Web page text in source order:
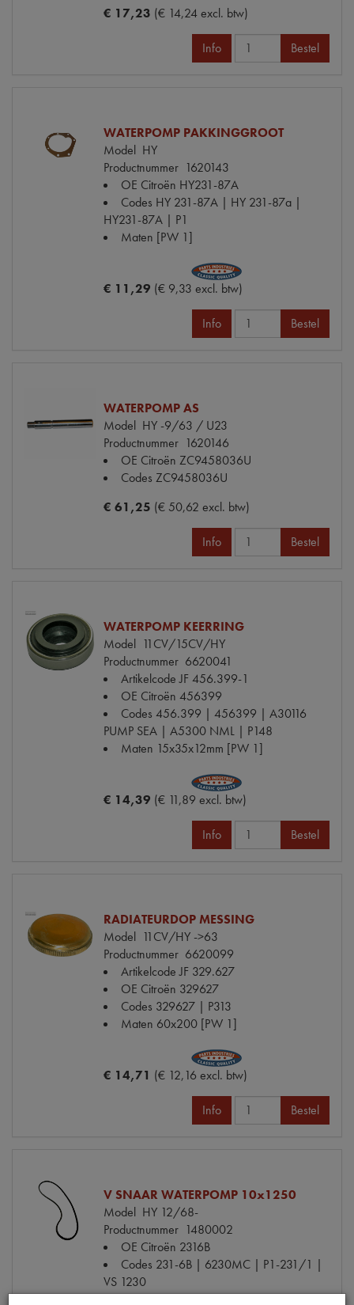
€ 17,23 (€ 14,24 excl. btw)
Info Bestel
WATERPOMP PAKKINGGROOT
Model HY
Productnummer 1620143
OE Citroën HY231-87A
Codes HY 231-87A | HY 231-87a |
HY231-87A | P1
Maten [PW 1]
€ 11,29 (€ 9,33 excl. btw)
Info Bestel
WATERPOMP AS
Model HY -9/63 / U23
Productnummer 1620146
OE Citroën ZC9458036U
Codes ZC9458036U
€ 61,25 (€ 50,62 excl. btw)
Info Bestel
WATERPOMP KEERRING
Model 11CV/15CV/HY
Productnummer 6620041
Artikelcode JF456.399-1
OE Citroën 456399
Codes 456.399 | 456399 | A30116
PUMP SEA | A5300 NML | P148
Maten 15x35x12mm [PW 1]
€ 14,39 (€ 11,89 excl. btw)
Info Bestel
RADIATEURDOP MESSING
Model 11CV/HY ->63
Productnummer 6620099
Artikelcode JF 329.627
OE Citroën 329627
Codes 329627 | P313
Maten 60x200 [PW 1]
€ 14,71 (€ 12,16 excl. btw)
Info Bestel
V SNAAR WATERPOMP 10x1250
Model HY 12/68-
Productnummer 1480002
OE Citroën 2316B
Codes 231-6B | 6230MC | P1-231/1 |
VS 1230
Maten10x1250C [PW 1]